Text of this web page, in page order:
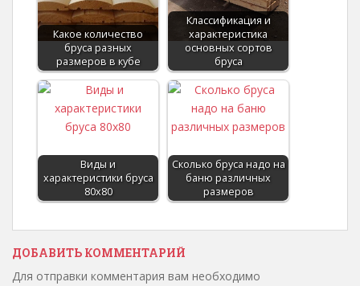
Какое количество
бруса разных
размеров в кубе
Классификация и
характеристика
основных сортов
бруса
Виды и
характеристики бруса
80х80
Сколько бруса надо на
баню различных
размеров
ДОБАВИТЬ КОММЕНТАРИЙ
Для отправки комментария вам необходимо